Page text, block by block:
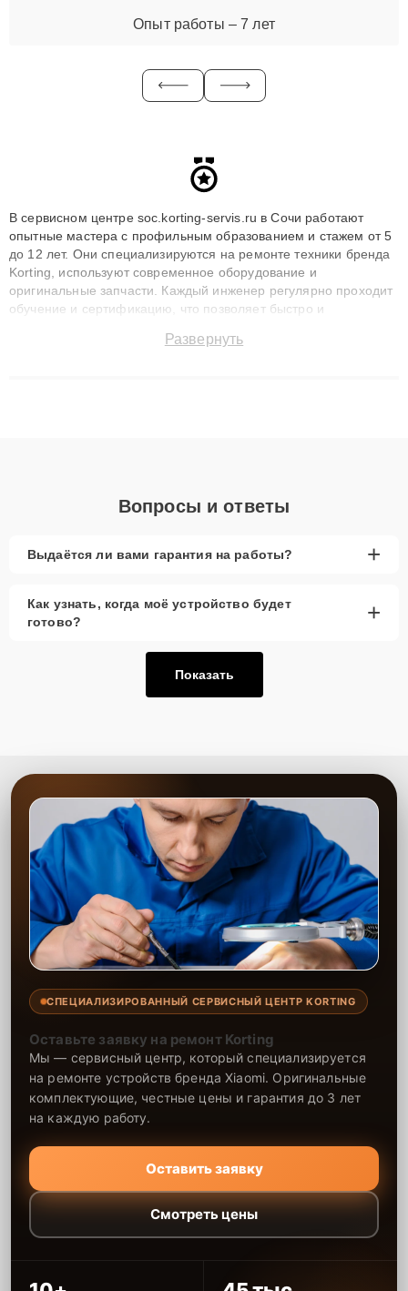
Опыт работы – 7 лет
В сервисном центре soc.korting-servis.ru в Сочи работают
опытные мастера с профильным образованием и стажем от 5
до 12 лет. Они специализируются на ремонте техники бренда
Korting, используют современное оборудование и
оригинальные запчасти. Каждый инженер регулярно проходит
обучение и сертификацию, что позволяет быстро и
сохранением гарантии до 3 лет. Наши мастера решают
Развернуть
Вопросы и ответы
Выдаётся ли вами гарантия на работы? +
Как узнать, когда моё устройство будет
готово?
+
Показать
СПЕЦИАЛИЗИРОВАННЫЙ СЕРВИСНЫЙ ЦЕНТР KORTING
Оставьте заявку на ремонт Korting
Мы — сервисный центр, который специализируется
на ремонте устройств бренда Xiaomi. Оригинальные
комплектующие, честные цены и гарантия до 3 лет
на каждую работу.
Оставить заявку
Смотреть цены